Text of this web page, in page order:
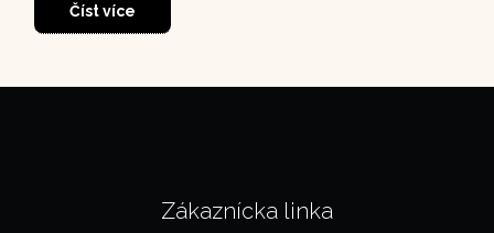
Číst více
Zákaznícka linka